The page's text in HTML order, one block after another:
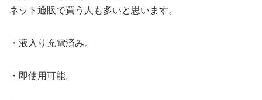
ネット通販で買う人も多いと思います。
・液入り充電済み。
・即使用可能。